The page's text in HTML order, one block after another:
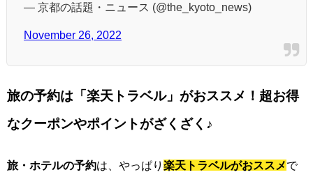
— 京都の話題・ニュース (@the_kyoto_news)
November 26, 2022
旅の予約は「楽天トラベル」がおススメ！超お得
なクーポンやポイントがざくざく♪
旅・ホテルの予約は、やっぱり 楽天トラベルがおススメで